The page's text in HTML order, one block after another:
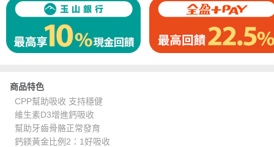
商品特色
CPP幫助吸收 支持穩健
維生素D3增進鈣吸收
幫助牙齒骨骼正常發育
鈣鎂黃金比例2：1好吸收